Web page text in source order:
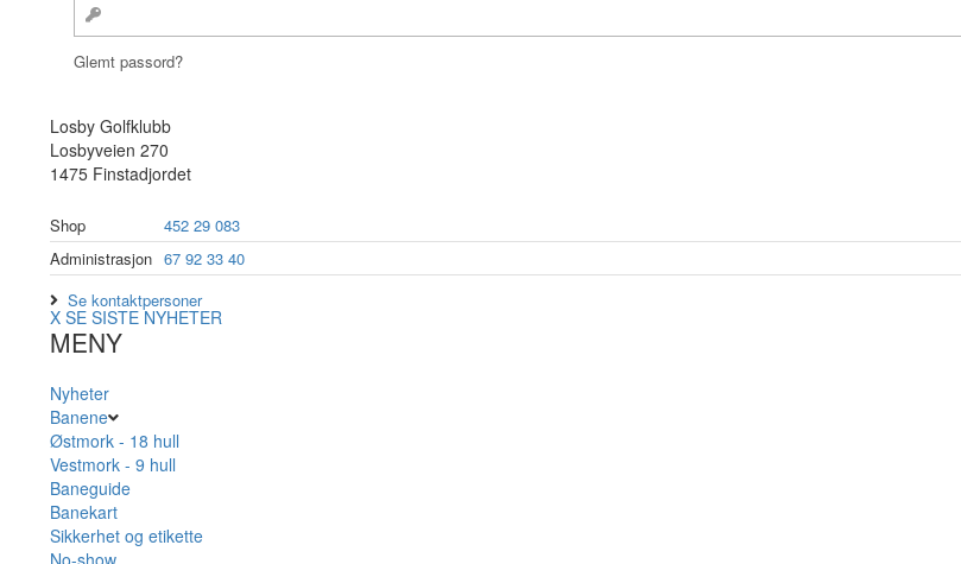
Glemt passord?
Losby Golfklubb
Losbyveien 270
1475 Finstadjordet
Shop
452 29 083
Administrasjon 67 92 33 40
Se kontaktpersoner
X SE SISTE NYHETER
MENY
Nyheter
Banene
Østmork - 18 hull
Vestmork - 9 hull
Baneguide
Banekart
Sikkerhet og etikette
No-show